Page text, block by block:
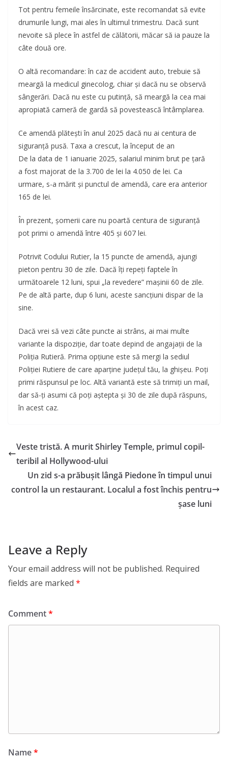
Tot pentru femeile însărcinate, este recomandat să evite
drumurile lungi, mai ales în ultimul trimestru. Dacă sunt
nevoite să plece în astfel de călătorii, măcar să ia pauze la
câte două ore.
O altă recomandare: în caz de accident auto, trebuie să
meargă la medicul ginecolog, chiar și dacă nu se observă
sângerări. Dacă nu este cu putință, să meargă la cea mai
apropiată cameră de gardă să povestească întâmplarea.
Ce amendă plătești în anul 2025 dacă nu ai centura de
siguranță pusă. Taxa a crescut, la început de an
De la data de 1 ianuarie 2025, salariul minim brut pe țară
a fost majorat de la 3.700 de lei la 4.050 de lei. Ca
urmare, s-a mărit și punctul de amendă, care era anterior
165 de lei.
În prezent, șomerii care nu poartă centura de siguranță
pot primi o amendă între 405 și 607 lei.
Potrivit Codului Rutier, la 15 puncte de amendă, ajungi
pieton pentru 30 de zile. Dacă îți repeți faptele în
următoarele 12 luni, spui „la revedere” mașinii 60 de zile.
Pe de altă parte, dup 6 luni, aceste sancțiuni dispar de la
sine.
Dacă vrei să vezi câte puncte ai strâns, ai mai multe
variante la dispoziție, dar toate depind de angajații de la
Poliția Rutieră. Prima opțiune este să mergi la sediul
Poliției Rutiere de care aparține județul tău, la ghișeu. Poți
primi răspunsul pe loc. Altă variantă este să trimiți un mail,
dar să-ți asumi că poți aștepta și 30 de zile după răspuns,
în acest caz.
Veste tristă. A murit Shirley Temple, primul copil-
teribil al Hollywood-ului
Un zid s-a prăbușit lângă Piedone în timpul unui
control la un restaurant. Localul a fost închis pentru
șase luni
Leave a Reply
Your email address will not be published. Required
fields are marked *
Comment*
Name*